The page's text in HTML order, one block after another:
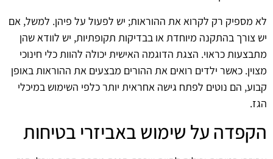
לא מספיק רק לקרוא את ההוראות; יש לפעול על פיהן. למשל, אם
יש צורך בהתקנה מיוחדת או בבדיקות תקופתיות, יש לוודא שהן
מתבצעות כראוי. הצגת הדוגמה האישית יכולה להוות כלי חינוכי
מצוין. כאשר ילדים רואים את ההורים מבצעים את ההוראות באופן
קבוע, הם נוטים לפתח גישה אחראית יותר כלפי השימוש במיכלי
הגז.
הקפדה על שימוש באביזרי בטיחות